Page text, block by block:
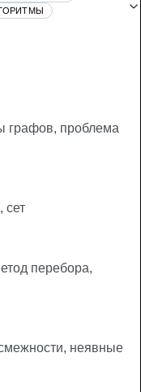
графов, проблема
сет
перебора,
неявные